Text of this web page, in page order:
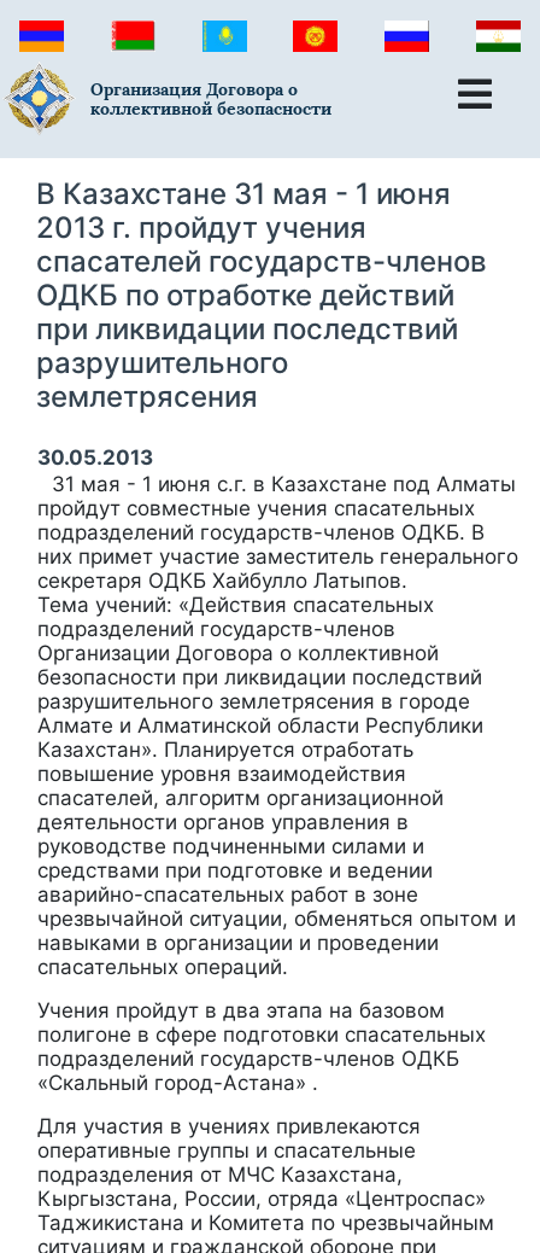
Организация Договора о
коллективной безопасности
В Казахстане 31 мая - 1 июня
2013 г. пройдут учения
спасателей государств-членов
ОДКБ по отработке действий
при ликвидации последствий
разрушительного
землетрясения
30.05.2013
31 мая - 1 июня с.г. в Казахстане под Алматы
пройдут совместные учения спасательных
подразделений государств-членов ОДКБ. В
них примет участие заместитель генерального
секретаря ОДКБ Хайбулло Латыпов.
Тема учений: «Действия спасательных
подразделений государств-членов
Организации Договора о коллективной
безопасности при ликвидации последствий
разрушительного землетрясения в городе
Алмате и Алматинской области Республики
Казахстан». Планируется отработать
повышение уровня взаимодействия
спасателей, алгоритм организационной
деятельности органов управления в
руководстве подчиненными силами и
средствами при подготовке и ведении
аварийно-спасательных работ в зоне
чрезвычайной ситуации, обменяться опытом и
навыками в организации и проведении
спасательных операций.
Учения пройдут в два этапа на базовом
полигоне в сфере подготовки спасательных
подразделений государств-членов ОДКБ
«Скальный город-Астана» .
Для участия в учениях привлекаются
оперативные группы и спасательные
подразделения от МЧС Казахстана,
Кыргызстана, России, отряда «Центроспас»
Таджикистана и Комитета по чрезвычайным
ситуациям и гражданской обороне при